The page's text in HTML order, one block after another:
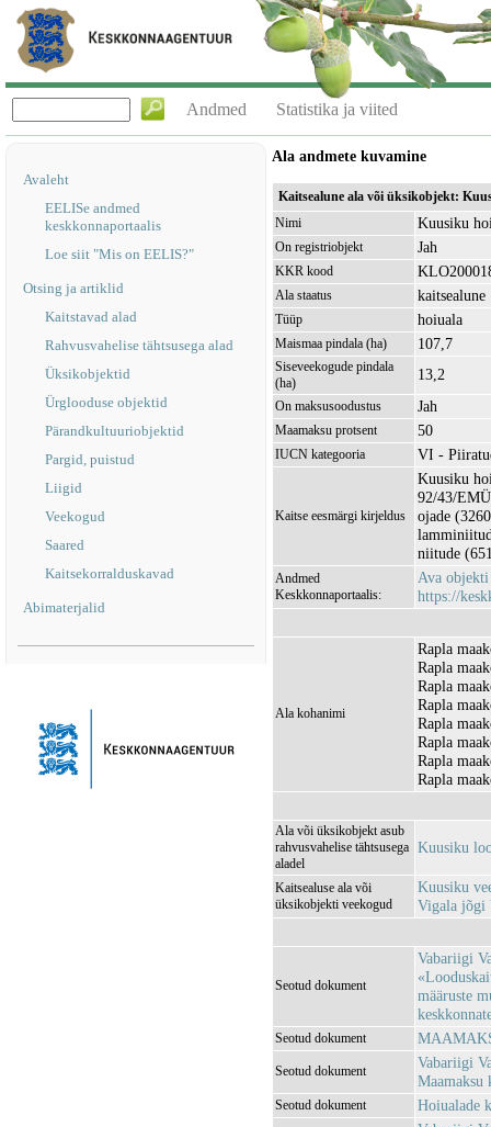
Andmed Statistika ja viited
Avaleht
EELISe andmed
keskkonnaportaalis
Loe siit "Mis on EELIS?"
Otsing ja artiklid
Kaitstavad alad
Rahvusvahelise tähtsusega alad
Üksikobjektid
Ürglooduse objektid
Pärandkultuuriobjektid
Pargid, puistud
Liigid
Veekogud
Saared
Kaitsekorralduskavad
Abimaterjalid
Ala andmete kuvamine
Kaitsealune ala või üksikobjekt:
Nimi
Kuusiku
On registriobjekt Jah
KKR kood
Ala staatus kaitsealune
Tüüp hoiuala
Maismaa pindala (ha) 107,7
Siseveekogude pindala
(ha)
13,2
On maksusoodustus Jah
Maamaksu protsent 50
IUCN kategooria VI -
Kaitse eesmärgi kirjeldus
Kuusiku
92/43/
ojade
niitude
Andmed
Keskkonnaportaalis:
Ava objekti
https://
Ala kohanimi
Rapla
Rapla
Rapla
Rapla
Rapla
Rapla
Rapla
Rapla
Ala või üksikobjekt asub
rahvusvahelise tähtsusega
aladel
Kuusiku
Kaitsealuse ala või
üksikobjekti veekogud
Kuusiku
Vigala jõgi
Seotud dokument
Vabariigi
määruste
Seotud dokument
Seotud dokument
Vabariigi
Maamaksu
Seotud dokument Hoiualade